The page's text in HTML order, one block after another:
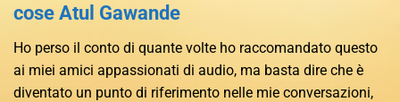
cose Atul Gawande
Ho perso il conto di quante volte ho raccomandato questo
ai miei amici appassionati di audio, ma basta dire che è
diventato un punto di riferimento nelle mie conversazioni,